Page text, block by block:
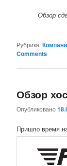
Обзор
Рубрика:
Comments
Обзор
Опубликовано
Пришло время